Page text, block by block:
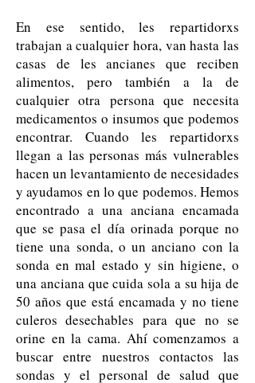
En ese sentido, les repartidorxs
trabajan a cualquier hora, van hasta las
casas de les ancianes que reciben
alimentos, pero también a la de
cualquier otra persona que necesita
medicamentos o insumos que podemos
encontrar. Cuando les repartidorxs
llegan a las personas más vulnerables
hacen un levantamiento de necesidades
y ayudamos en lo que podemos. Hemos
encontrado a una anciana encamada
que se pasa el día orinada porque no
tiene una sonda, o un anciano con la
sonda en mal estado y sin higiene, o
una anciana que cuida sola a su hija de
50 años que está encamada y no tiene
culeros desechables para que no se
orine en la cama. Ahí comenzamos a
buscar entre nuestros contactos las
sondas y el personal de salud que